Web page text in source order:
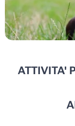
ATTIVITA'